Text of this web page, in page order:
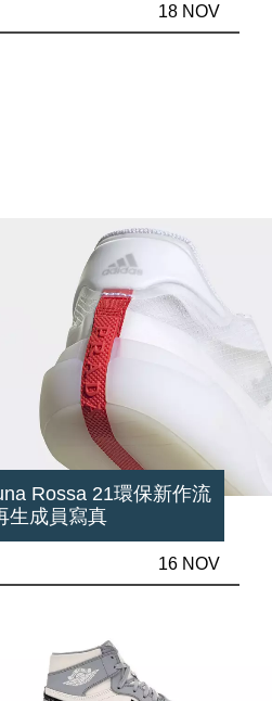
18 NOV
Rossa 21環保新作流
生成員寫真
16 NOV